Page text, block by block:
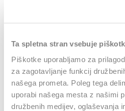
Ta spletna stran vsebuje
Piškotke uporabljamo za
za zagotavljanje funkcij
našega prometa. Poleg tega
uporabi našega mesta z našimi
družbenih medijev, oglaševanja
Feel free to contribute!
Za objavo komentarja se